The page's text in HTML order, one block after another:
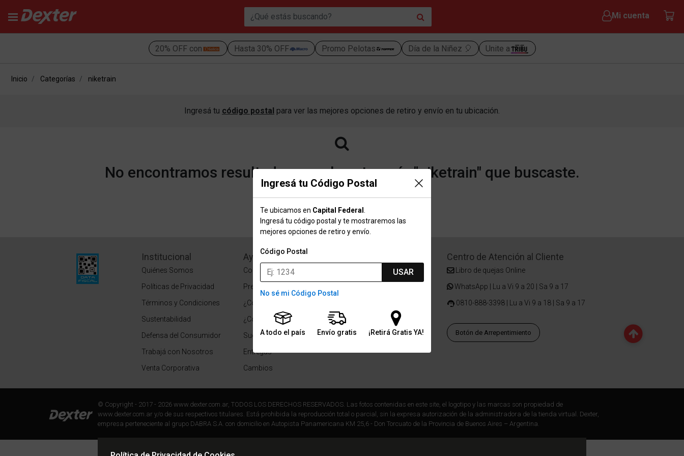
Mi cuenta
20% OFF con Hasta 30% OFF Promo Pelotas Día de la Niñez 🎈 Unite a
Ingresá tu Código Postal
Te ubicamos en Capital Federal
Ingresá tu código postal y te mostraremos las
mejores opciones de retiro y envío.
Código Postal
USAR
No sé mi Código Postal
A todo el país Envío gratis ¡Retirá Gratis YA!
Inicio Categorías niketrain
Ingresá tu código postal para ver las mejores opciones de retiro y envío en tu ubicación.
No encontramos resultados para la categoría "niketrain" que buscaste.
Volver a la página de inicio
Institucional
Quiénes Somos
Políticas de Privacidad
Términos y Condiciones
Sustentabilidad
Defensa del Consumidor
Trabajá con Nosotros
Venta Corporativa
Ayuda
Condiciones de pago
Preguntas Frecuentes
¿Cómo comprar?
¿Cómo medir tu talle?
Sucursales
Entregas
Cambios
Centro de Atención al Cliente
Libro de quejas Online
WhatsApp | Lu a Vi 9 a 20 | Sa 9 a 17
0810-888-3398 | Lu a Vi 9 a 18 | Sa 9 a 17
Botón de Arrepentimiento
© Copyright - 2017 - 2026 www.dexter.com.ar, TODOS LOS DERECHOS RESERVADOS. Las fotos contenidas en este site, el logotipo y las marcas son propiedad de
www.dexter.com.ar y/o de sus respectivos titulares. Está prohibida la reproducción total o parcial, sin la expresa autorización de la administradora de la tienda virtual. Dexter,
empresa perteneciente al grupo DABRA S.A. con domicilio en Autopista Panamericana KM 25,6 - Don Torcuato de la Provincia de Buenos Aires – Argentina.